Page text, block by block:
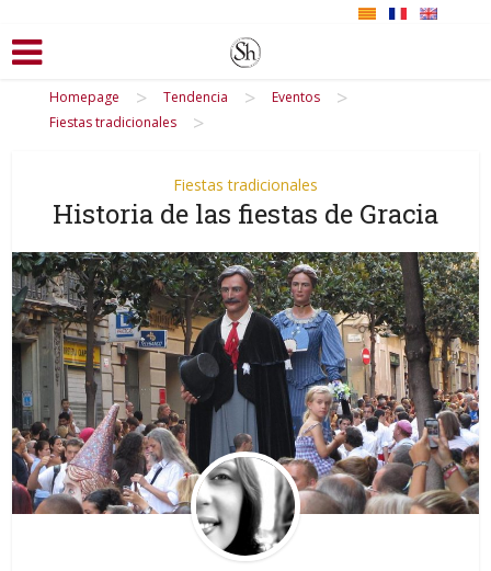
Homepage > Tendencia > Eventos >
Fiestas tradicionales >
Fiestas tradicionales
Historia de las fiestas de Gracia